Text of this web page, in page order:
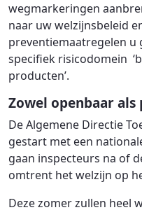
wegmarkeringen
naar uw welzijnsbeleid
preventiemaatregelen
specifiek risicodomein
producten’.
Zowel openbaar als
De Algemene Directie
gestart met een
gaan inspecteurs na of
omtrent het welzijn op
Deze zomer zullen heel